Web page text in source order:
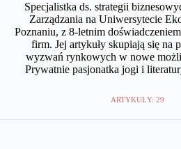
Specjalistka ds. strategii
Zarządzania na Uniwersytecie
Poznaniu, z 8-letnim
firm. Jej artykuły skupiają się na
wyzwań rynkowych w nowe
Prywatnie pasjonatka jogi i
ARTYKUŁY: 29